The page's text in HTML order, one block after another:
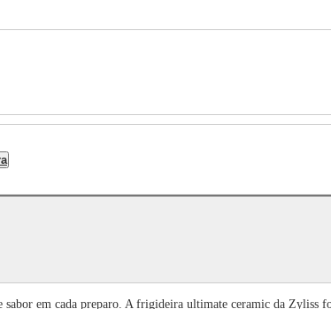
sabor em cada preparo. A frigideira ultimate ceramic da